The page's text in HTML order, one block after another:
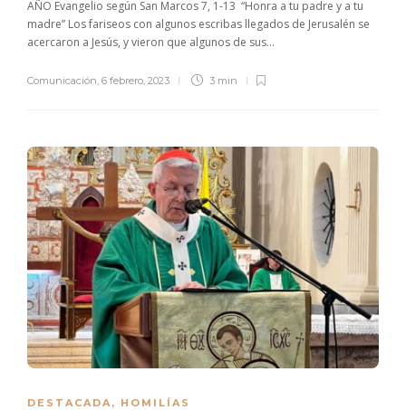
AÑO Evangelio según San Marcos 7, 1-13 “Honra a tu padre y a tu
madre” Los fariseos con algunos escribas llegados de Jerusalén se
acercaron a Jesús, y vieron que algunos de sus...
Comunicación, 6 febrero, 2023 3 min
DESTACADA, HOMILÍAS